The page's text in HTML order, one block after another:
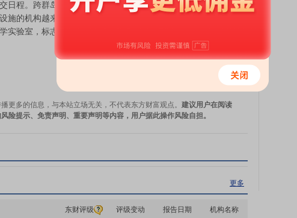
日程。跨群岛，健康成为一个日益重要的优先事项——提供冷
施的机构越来越普遍（参见下一页）。新加入的如细胞实验
实验室，标志着医疗与奢侈相结合的服务出现，旨在面向长期
今日最新研究报告
更多的信息，与本站立场无关，不代表东方财富观点。 建议用户在阅读
险提示、免责声明、重要声明等内容，用户据此操作风险自担。
更多
东财评级 评级变动 报告日期 机构名称